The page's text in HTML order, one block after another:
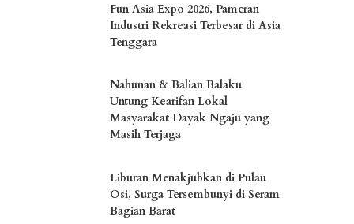
Fun Asia Expo 2026, Pameran
Industri Rekreasi Terbesar di Asia
Tenggara
Nahunan & Balian Balaku
Untung Kearifan Lokal
Masyarakat Dayak Ngaju yang
Masih Terjaga
Liburan Menakjubkan di Pulau
Osi, Surga Tersembunyi di Seram
Bagian Barat